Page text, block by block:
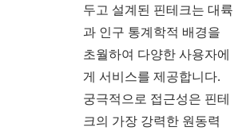
두고 설계된 핀테크는 대륙
과 인구 통계학적 배경을
초월하여 다양한 사용자에
게 서비스를 제공합니다.
궁극적으로 접근성은 핀테
크의 가장 강력한 원동력